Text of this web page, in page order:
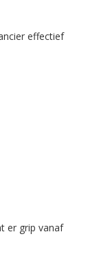
effectief
er grip vanaf